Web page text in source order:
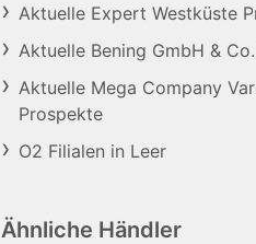
Aktuelle Expert Westküste
Aktuelle Bening GmbH &
Aktuelle Mega Company
Prospekte
O2 Filialen in Leer
Ähnliche Händler